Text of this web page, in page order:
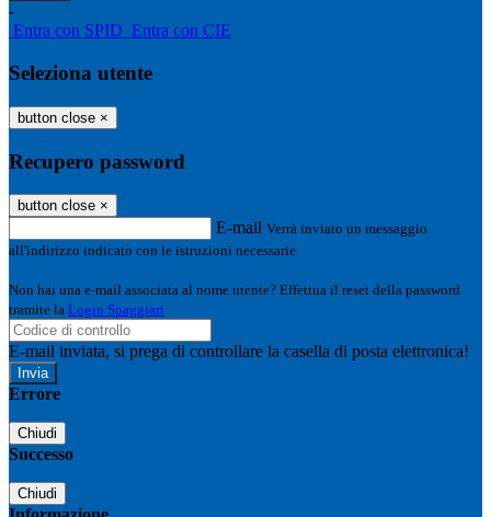
-
Entra con SPID Entra con CIE
Seleziona utente
button close ×
Recupero password
button close ×
E-mail Verrà inviato un messaggio
all'indirizzo indicato con le istruzioni necessarie.
Non hai una e-mail associata al nome utente? Effettua il reset della password
tramite la Login Spaggiari
E-mail inviata, si prega di controllare la casella di posta elettronica!
Errore
Chiudi
Successo
Chiudi